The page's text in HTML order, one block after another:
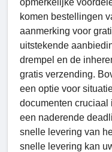
opmerkelijke
komen bestellingen
aanmerking voor
uitstekende
drempel en de
gratis verzending.
een optie voor
documenten cruciaal
een naderende
snelle levering van
snelle levering kan